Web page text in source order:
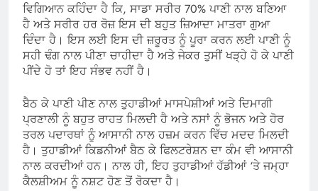
ਵਿਗਿਆਨ ਕਹਿੰਦਾ ਹੈ ਕਿ, ਸਾਡਾ ਸਰੀਰ 70% ਪਾਣੀ ਨਾਲ ਬਣਿਆ
ਹੈ ਅਤੇ ਸਰੀਰ ਹਰ ਰੋਜ਼ ਇਸ ਦੀ ਬਹੁਤ ਜ਼ਿਆਦਾ ਮਾਤਰਾ ਗੁਆ
ਦਿੰਦਾ ਹੈ। ਇਸ ਲਈ ਇਸ ਦੀ ਜ਼ਰੂਰਤ ਨੂੰ ਪੂਰਾ ਕਰਨ ਲਈ ਪਾਣੀ ਨੂੰ
ਸਹੀ ਢੰਗ ਨਾਲ ਪੀਣਾ ਚਾਹੀਦਾ ਹੈ ਅਤੇ ਜੇਕਰ ਤੁਸੀਂ ਖੜ੍ਹੇ ਹੋ ਕੇ ਪਾਣੀ
ਪੀਂਦੇ ਹੋ ਤਾਂ ਇਹ ਸੰਭਵ ਨਹੀਂ ਹੈ।
ਬੈਠ ਕੇ ਪਾਣੀ ਪੀਣ ਨਾਲ ਤੁਹਾਡੀਆਂ ਮਾਸਪੇਸ਼ੀਆਂ ਅਤੇ ਦਿਮਾਗੀ
ਪ੍ਰਣਾਲੀ ਨੂੰ ਬਹੁਤ ਰਾਹਤ ਮਿਲਦੀ ਹੈ ਅਤੇ ਨਸਾਂ ਨੂੰ ਭੋਜਨ ਅਤੇ ਹੋਰ
ਤਰਲ ਪਦਾਰਥਾਂ ਨੂੰ ਆਸਾਨੀ ਨਾਲ ਹਜ਼ਮ ਕਰਨ ਵਿੱਚ ਮਦਦ ਮਿਲਦੀ
ਹੈ। ਤੁਹਾਡੀਆਂ ਕਿਡਨੀਆਂ ਬੈਠ ਕੇ ਫਿਲਟਰੇਸ਼ਨ ਦਾ ਕੰਮ ਵੀ ਆਸਾਨੀ
ਨਾਲ ਕਰਦੀਆਂ ਹਨ। ਨਾਲ ਹੀ, ਇਹ ਤੁਹਾਡੀਆਂ ਹੱਡੀਆਂ ‘ਤੇ ਜਮ੍ਹਾ
ਕੈਲਸ਼ੀਅਮ ਨੂੰ ਨਸ਼ਟ ਹੋਣ ਤੋਂ ਰੋਕਦਾ ਹੈ।